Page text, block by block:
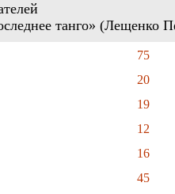
танго» (Лещенко
75
20
19
12
16
45